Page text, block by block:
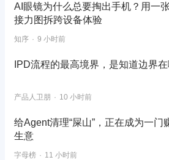
AI眼镜为什么总要掏出手机？用一
接力图拆跨设备体验
知序 9 小时前
IPD流程的最高境界，是知道边界
产品人卫朋 10 小时前
给Agent清理“屎山”，正在成为一门
生意
字母榜 11 小时前